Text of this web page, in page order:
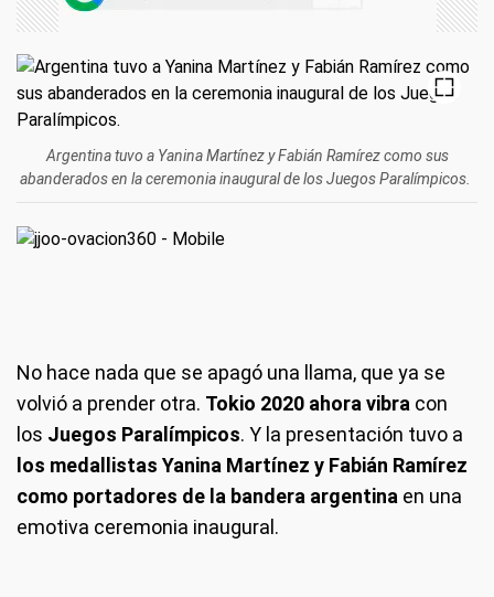
Argentina tuvo a Yanina Martínez y Fabián Ramírez como sus
abanderados en la ceremonia inaugural de los Juegos Paralímpicos.
No hace nada que se apagó una llama, que ya se
volvió a prender otra. Tokio 2020 ahora vibra con
los Juegos Paralímpicos. Y la presentación tuvo a
los medallistas Yanina Martínez y Fabián Ramírez
como portadores de la bandera argentina en una
emotiva ceremonia inaugural.